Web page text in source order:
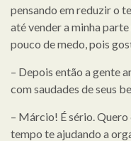
pensando em reduzir o
até vender a minha
pouco de medo, pois
– Depois então a gente
com saudades de seus
– Márcio! É sério.
tempo te ajudando a